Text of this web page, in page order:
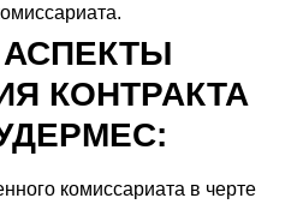
КОНТРАКТА
комиссариата в черте